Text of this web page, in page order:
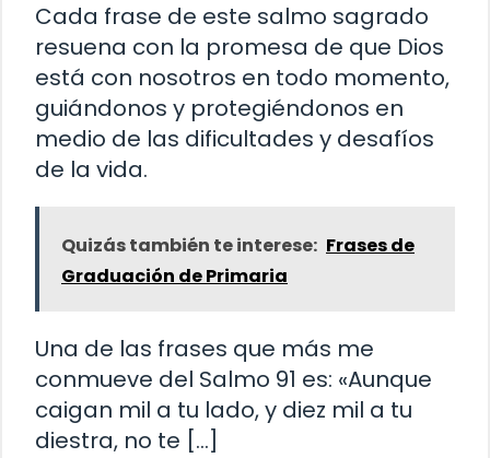
Cada frase de este salmo sagrado
resuena con la promesa de que Dios
está con nosotros en todo momento,
guiándonos y protegiéndonos en
medio de las dificultades y desafíos
de la vida.
Quizás también te interese: Frases de
Graduación de Primaria
Una de las frases que más me
conmueve del Salmo 91 es: «Aunque
caigan mil a tu lado, y diez mil a tu
diestra, no te […]